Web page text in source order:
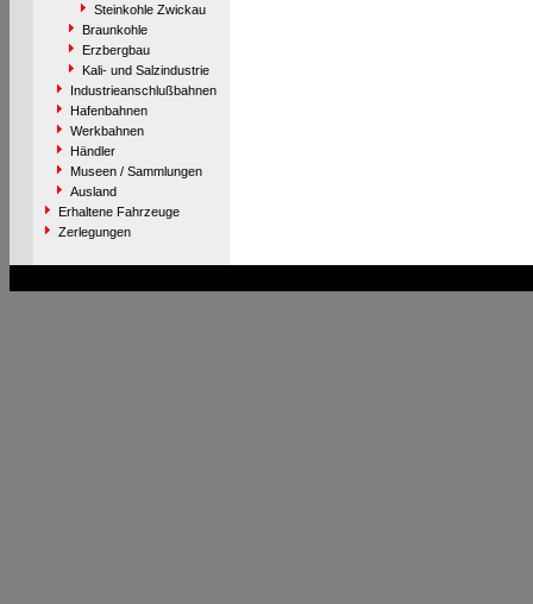
Steinkohle Zwickau
Braunkohle
Erzbergbau
Kali- und Salzindustrie
Industrieanschlußbahnen
Hafenbahnen
Werkbahnen
Händler
Museen / Sammlungen
Ausland
Erhaltene Fahrzeuge
Zerlegungen